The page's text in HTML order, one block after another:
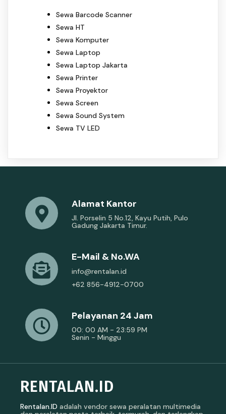
Sewa Barcode Scanner
Sewa HT
Sewa Komputer
Sewa Laptop
Sewa Laptop Jakarta
Sewa Printer
Sewa Proyektor
Sewa Screen
Sewa Sound System
Sewa TV LED
Alamat Kantor
Jl. Porselin 5 No.12, Kayu Putih, Pulo
Gadung Jakarta Timur.
E-Mail & No.WA
info@rentalan.id
+62 856-4912-0700
Pelayanan 24 Jam
00: 00 AM - 23:59 PM
Senin - Minggu
RENTALAN.ID
Rentalan.ID adalah vendor sewa peralatan multimedia